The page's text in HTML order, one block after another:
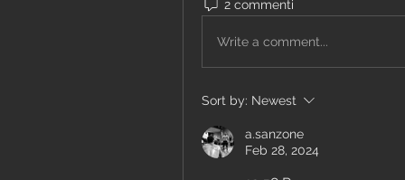
2 commenti
Write a comment...
Sort by: Newest
a.sanzone
Feb 28, 2024